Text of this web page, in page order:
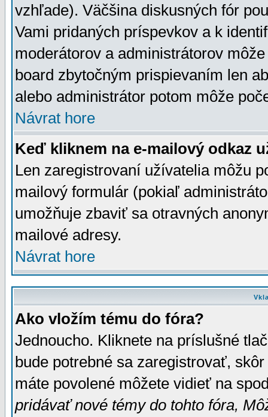
vzhľade). Väčšina diskusných fór
Vami pridaných príspevkov a k
moderátorov a administrátorov
board zbytočným prispievaním len
alebo administrátor potom môže
Návrat hore
Keď kliknem na e-mailový odkaz
Len zaregistrovaní užívatelia môžu
mailový formulár (pokiaľ
umožňuje zbaviť sa otravných
mailové adresy.
Návrat hore
Ako vložím tému do fóra?
Jednoucho. Kliknete na príslušné
bude potrebné sa zaregistrovať,
máte povolené môžete vidieť na
pridávať nové témy do tohto fóra,